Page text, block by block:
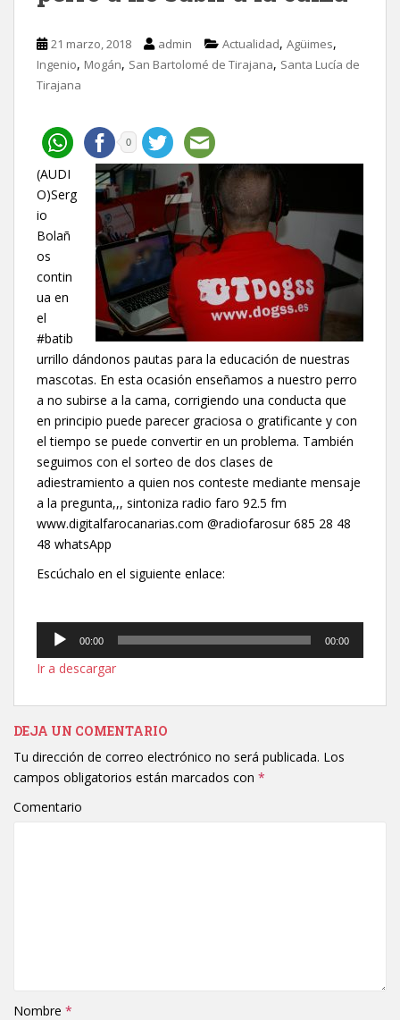
21 marzo, 2018 admin Actualidad, Agüimes,
Ingenio, Mogán, San Bartolomé de Tirajana, Santa Lucía de
Tirajana
0
(AUDI
O)Serg
io
Bolañ
os
contin
ua en
el
#batib
urrillo dándonos pautas para la educación de nuestras
mascotas. En esta ocasión enseñamos a nuestro perro
a no subirse a la cama, corrigiendo una conducta que
en principio puede parecer graciosa o gratificante y con
el tiempo se puede convertir en un problema. También
seguimos con el sorteo de dos clases de
adiestramiento a quien nos conteste mediante mensaje
a la pregunta,,, sintoniza radio faro 92.5 fm
www.digitalfarocanarias.com @radiofarosur 685 28 48
48 whatsApp
Escúchalo en el siguiente enlace:
Reproductor
audio
00:00 00:00
Ir a descargar
DEJA UN COMENTARIO
Tu dirección de correo electrónico no será publicada. Los
campos obligatorios están marcados con *
Comentario
Nombre *